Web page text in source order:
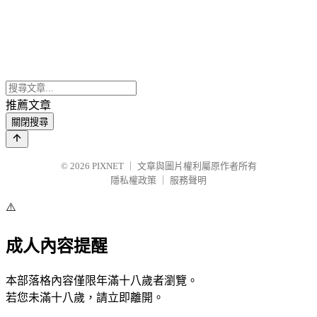
推薦文章
關閉搜尋
© 2026 PIXNET
文章與圖片權利屬原作者所有
隱私權政策
服務聲明
⚠️
成人內容提醒
本部落格內容僅限年滿十八歲者瀏覽。
若您未滿十八歲，請立即離開。